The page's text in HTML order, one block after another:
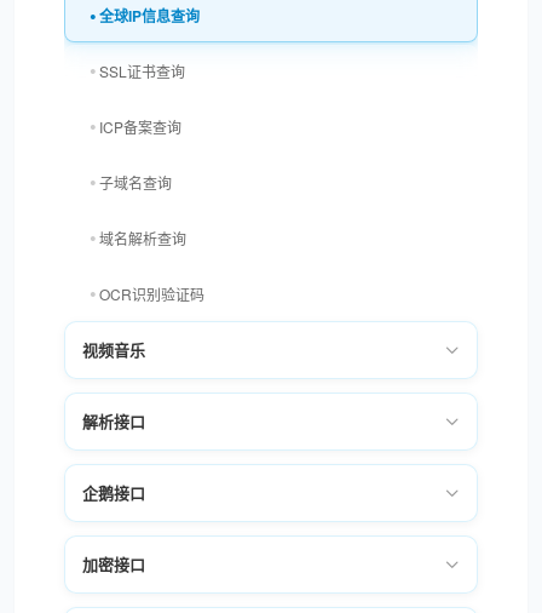
全球IP信息查询
SSL证书查询
ICP备案查询
子域名查询
域名解析查询
OCR识别验证码
二维码解码
Nslookup域名解析查询
网页跳转
网站状态码获取
视频音乐
解析接口
企鹅接口
加密接口